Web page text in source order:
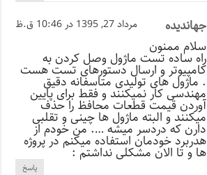
جهاندیده مرداد 27, 1395 در 10:46 ق.ظ
سلام ممنون
راه ساده تست ماژول وصل کردن به
کامپیوتر و ارسال دستورهای تست هست
. ماژول های تولیدی متاسفانه دقیق
مهندسی کار نمیکنند و فقط برای پایین
آوردن قیمت قطعات محافظ را حذف
میکنند و البته ماژول ها چینی و تقلبی
دارن که دردسر میشه …. من خودم از
هدربرد خودمان استفاده میکنم در پروژه
ها و تا الان مشکلی نداشتم :
پاسخ